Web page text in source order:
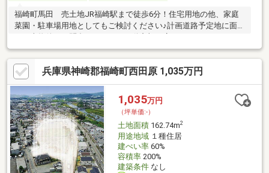
福崎町馬田 売土地JR福崎駅まで徒歩6分！住宅用地の他、家庭
菜園・駐車場用地としてもご検討ください♪計画道路予定地に面
兵庫県神崎郡福崎町西田原 1,035万円
1,035万円
（坪単価:-）
土地面積162.74m2
用途地域１種住居
建ぺい率60%
容積率200%
建築条件なし